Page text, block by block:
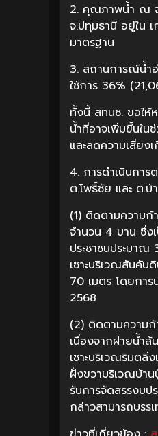
2. คุณภาพน้ำ ณ จุ
จ.ปทุมธานี อยู่ใน
มาตรฐาน
3. สถานการณ์น้ำ
ใช้การ 36%
ทั้งนี้ สทนช. ขอให้
น้ำที่อาจเพิ่มขึ้นใน
และลดความเสี่ย
4. การดำเนินกา
ต.โพธิ์ชัย และ ต.
(1) ติดตามความก้
จำนวน 4 บาน ซึ่ง
ประชาชนประมาณ
เซาะบริเวณสันคัน
70 เมตร โดยการ
2568
(2) ติดตามความก้
เนื่องจากฝายน้ำ
เซาะบริเวณริมตลิ่
ฝั่งขวาบริเวณบ้า
รับการจัดสรรงบ
กล่าวสามารถบร